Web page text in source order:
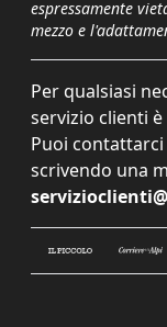
espressamente
mezzo e
Per qualsiasi
servizio clienti
Puoi
scrivendo una